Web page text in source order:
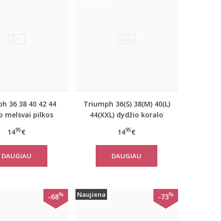
36 38 40 42 44
melsvai pilkos
miego
Mix Match LSL
Buttons
1495€
DAUGIAU
Triumph 36(S) 38(M) 40(L)
44(XXL) dydžio koralo
medvilninė miego
palaidinė Mix Match TOP
SSL 01 X
1495€
DAUGIAU
-68% Naujiena -73%